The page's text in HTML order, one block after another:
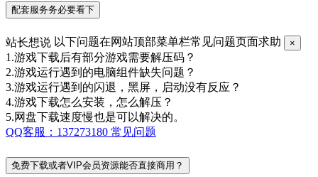
配套服务务必要看下
站长想说 以下问题在网站顶部菜单栏常见问题页面求助 ×
1.游戏下载后有部分游戏需要解压码？
2.游戏运行遇到的电脑组件缺失问题？
3.游戏运行遇到的闪退，黑屏，启动没有反应？
4.游戏下载怎么安装，怎么解压？
5.网盘下载速度慢也是可以解决的。
QQ客服：137273180 常见问题
免费下载或者VIP会员资源能否直接商用？